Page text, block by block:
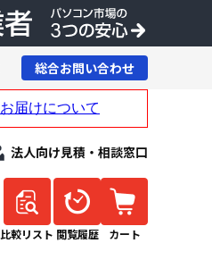
法人向け見積・相談窓口
比較リスト 閲覧履歴 カート
総合お問い合わせ